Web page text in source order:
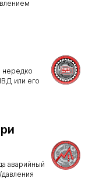
нередко
или его
аварийный